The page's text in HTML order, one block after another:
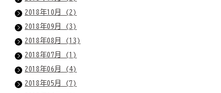
2018年10月 (2)
2018年09月 (3)
2018年08月 (13)
2018年07月 (1)
2018年06月 (4)
2018年05月 (7)